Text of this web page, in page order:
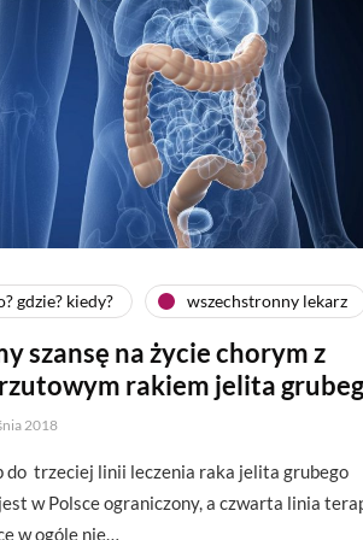
gdzie? kiedy? wszechstronny lekarz
szansę na życie chorym z
rakiem jelita
2018
do trzeciej linii leczenia raka jelita grubego
w Polsce ograniczony, a czwarta linia
w ogóle nie…